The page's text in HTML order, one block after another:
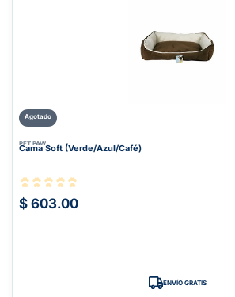
Agotado
PET PAW
Cama Soft (Verde/Azul/Café)
$ 603.00
ENVÍO GRATIS